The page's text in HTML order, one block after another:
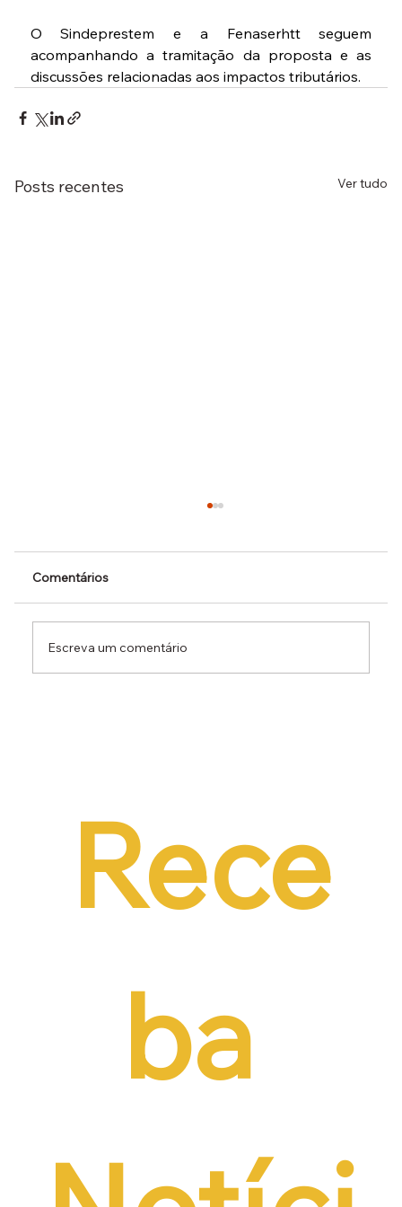
O Sindeprestem e a Fenaserhtt seguem
acompanhando a tramitação da proposta e as
discussões relacionadas aos impactos tributários.
Posts recentes Ver tudo
Comentários
Escreva um comentário
Rece
ba